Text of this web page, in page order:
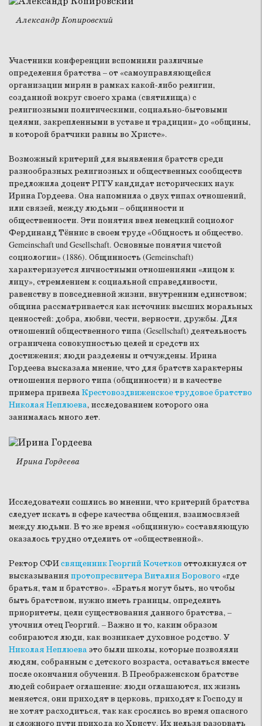
Александр Копировский
Участники конференции вспомнили различные
определения братства – от «самоуправляющейся
организации мирян в рамках какой-либо религии,
созданной вокруг своего храма (святилища) с
религиозными политическими, социально-бытовыми
целями, закрепленными в уставе и традиции» до «общины,
в которой братчики равны во Христе».
Возможный критерий для выявления братств среди
разнообразных религиозных и общественных сообществ
предложила доцент РГГУ кандидат исторических наук
Ирина Гордеева. Она напомнила о двух типах отношений,
или связей, между людьми – общинности и
общественности. Эти понятия ввел немецкий социолог
Фердинанд Тённис в своем труде «Общность и общество.
Gemeinschaft und Gesellschaft. Основные понятия чистой
социологии» (1886). Общинность (Gemeinschaft)
характеризуется личностными отношениями «лицом к
лицу», стремлением к социальной справедливости,
равенству в повседневной жизни, внутренним единством;
община рассматривается как источник высших моральных
ценностей: добра, любви, чести, верности, дружбы. Для
отношений общественного типа (Gesellschaft) деятельность
ограничена совокупностью целей и средств их
достижения; люди разделены и отчуждены. Ирина
Гордеева высказала мнение, что для братств характерны
отношения первого типа (общинности) и в качестве
примера привелаКрестовоздвиженское трудовое братство
Николая Неплюева, исследованием которого она
занималась много лет.
Ирина Гордеева
Исследователи сошлись во мнении, что критерий братства
следует искать в сфере качества общения, взаимосвязей
между людьми. В то же время «общинную» составляющую
оказалось трудно отделить от «общественной».
Ректор СФИсвященник Георгий Кочетков оттолкнулся от
высказыванияпротопресвитера Виталия Борового «где
братья, там и братство». «Братья могут быть, но чтобы
быть братством, нужно иметь границы, определить
приоритеты, цели существования данного братства, –
уточнил отец Георгий. – Важно и то, каким образом
собираются люди, как возникает духовное родство. У
Николая Неплюеваэто были школы, которые позволяли
людям, собранным с детского возраста, оставаться вместе
после окончания обучения. В Преображенском братстве
людей собирает оглашение: люди оглашаются, их жизнь
меняется, они приходят в церковь, приходят к Господу и
не хотят расходиться, так как срослись во время опасного
и сложного пути прихода ко Христу. Их нельзя разорвать